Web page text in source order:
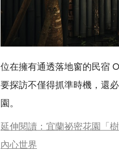
位在擁有通透落地窗的民宿
要探訪不僅得抓準時機，還
園。
延伸閱讀：宜蘭祕密花園「
內心世界